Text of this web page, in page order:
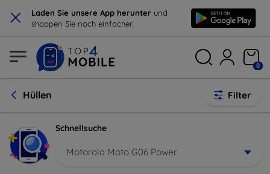
× Laden Sie unsere App herunter und
shoppen Sie noch einfacher.
0
Hüllen Filter
Schnellsuche
Motorola Moto G06 Power